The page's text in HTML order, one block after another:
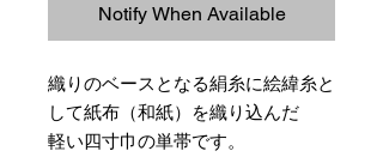
Notify When Available
織りのベースとなる絹糸に絵緯糸と
して紙布（和紙）を織り込んだ
軽い四寸巾の単帯です。